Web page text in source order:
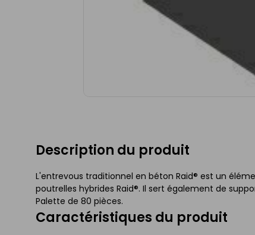
Description du produit
L'entrevous traditionnel en béton Raid® est un
poutrelles hybrides Raid®. Il sert également de
Palette de 80 pièces.
Caractéristiques du produit